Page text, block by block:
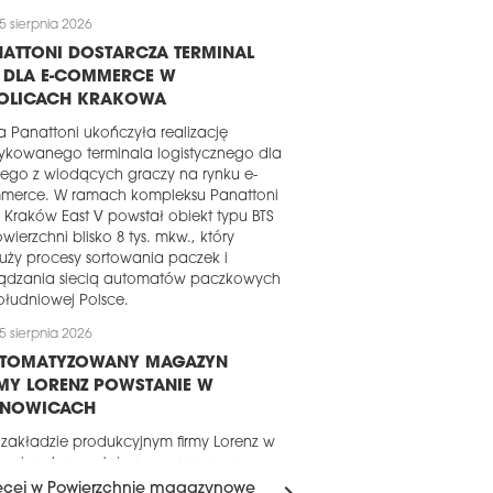
sierpnia 2026
DOSTARCZA TERMINAL
DLA E-COMMERCE W
KRAKOWA
Panattoni ukończyła realizację
terminala logistycznego dla
z wiodących graczy na rynku e-
W ramach kompleksu Panattoni
Kraków East V powstał obiekt typu BTS
blisko 8 tys. mkw., który
procesy sortowania paczek i
siecią automatów paczkowych
Polsce.
sierpnia 2026
MAGAZYN
LORENZ POWSTANIE W
zakładzie produkcyjnym firmy Lorenz w
około 16 tys. mkw. Za realizację
w Powierzchnie magazynowe